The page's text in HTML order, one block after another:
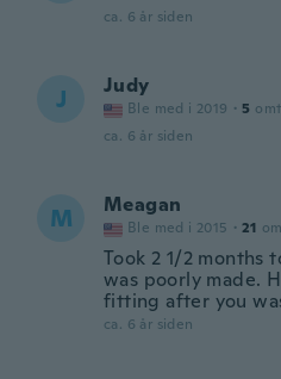
ca. 6 år siden
J Judy
Ble med i 2019 · 5
ca. 6 år siden
M Meagan
Ble med i 2015 · 21
Took 2 1/2 months
was poorly made.
fitting after you
ca. 6 år siden